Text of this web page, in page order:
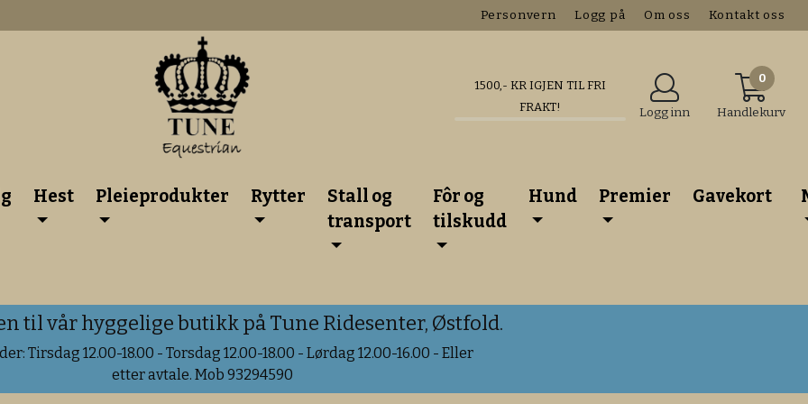
Personvern Logg på Om oss Kontakt oss
1500 ,- KR IGJEN TIL FRI
FRAKT!
Logg inn
0
Handlekurv
Hest Pleieprodukter Rytter
Stall og
transport
Fôr og
tilskudd
Hund Premier Gavekort
til vår hyggelige butikk på Tune Ridesenter, Østfold.
Tirsdag 12.00-18.00 - Torsdag 12.00-18.00 - Lørdag 12.00-16.00 - Eller
etter avtale. Mob 93294590